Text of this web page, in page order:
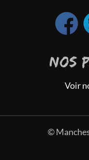
NOS
Voir
©